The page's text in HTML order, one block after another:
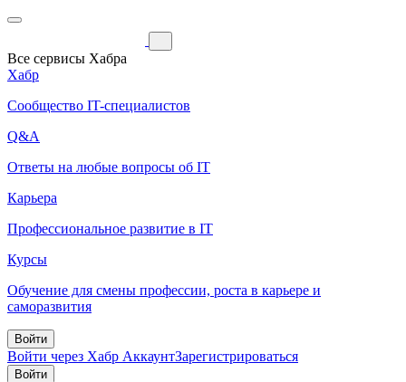
Все сервисы Хабра
Хабр
Сообщество IT-специалистов
Q&A
Ответы на любые вопросы об IT
Карьера
Профессиональное развитие в IT
Курсы
Обучение для смены профессии, роста в карьере и
саморазвития
Войти
Войти через Хабр АккаунтЗарегистрироваться
Войти